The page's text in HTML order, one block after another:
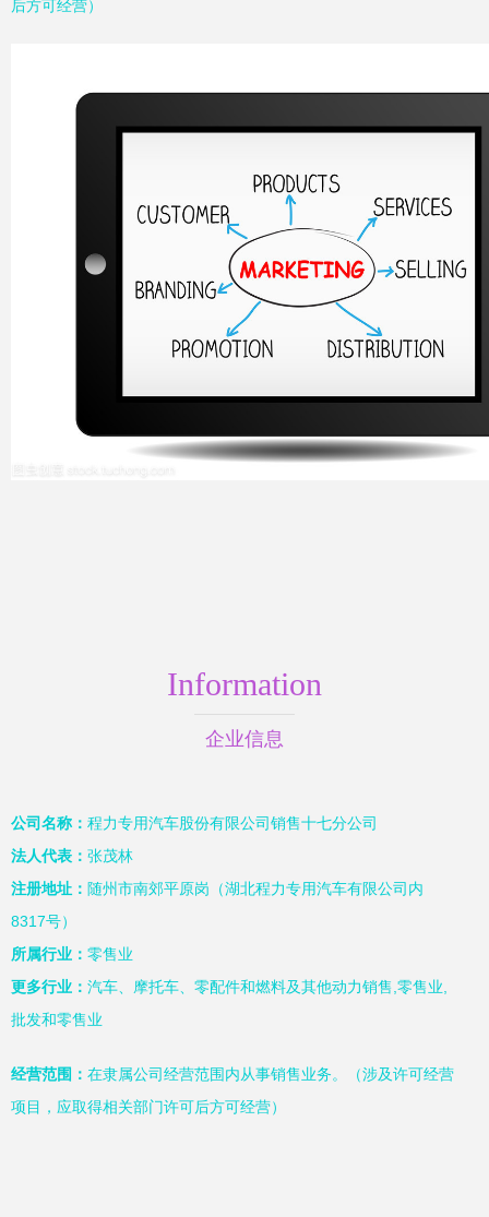
后方可经营）
Information
企业信息
公司名称： 程力专用汽车股份有限公司销售十七分公司
法人代表： 张茂林
注册地址： 随州市南郊平原岗（湖北程力专用汽车有限公司内
8317号）
所属行业： 零售业
更多行业： 汽车、摩托车、零配件和燃料及其他动力销售,零售业,
批发和零售业
经营范围： 在隶属公司经营范围内从事销售业务。（涉及许可经营
项目，应取得相关部门许可后方可经营）